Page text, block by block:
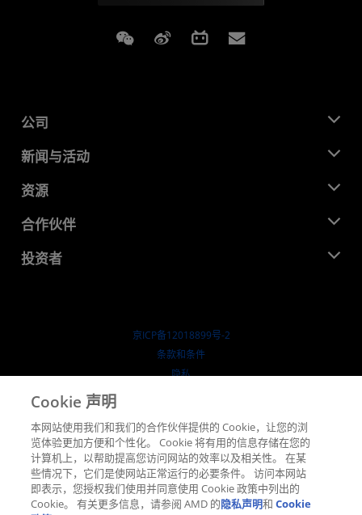
Weixin Weibo Bilibili
公司
关于 AMD
企业责任
就业机会
联系我们
新闻与活动
新闻中心
媒体库
资源
开发中心
成功案例
合作伙伴
AMD 合作伙伴中心
投资者
京ICP备12018899号-2
​条款和条件
隐私
公开公平竞争
英国税收策略
Cookie 政策
Cookie 设置
Cookie 声明
本网站使用我们和我们的合作伙伴提供的 Cookie，让您的浏
览体验更加方便和个性化。 Cookie 将有用的信息存储在您的
计算机上，以帮助提高您访问网站的效率以及相关性。 在某
些情况下，它们是使网站正常运行的必要条件。 访问本网站
即表示，您授权我们使用并同意使用 Cookie 政策中列出的
Cookie。 有关更多信息，请参阅 AMD 的隐私声明和Cookie